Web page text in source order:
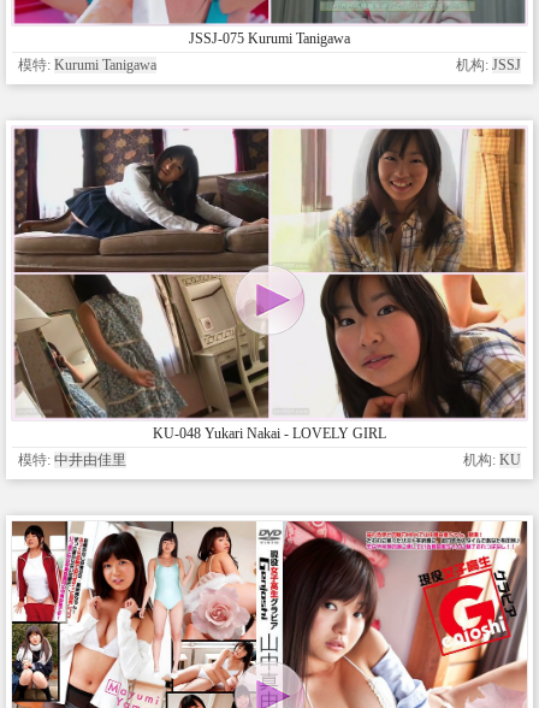
JSSJ-075 Kurumi Tanigawa
模特: Kurumi Tanigawa 机构: JSSJ
KU-048 Yukari Nakai - LOVELY GIRL
模特: 中井由佳里 机构: KU